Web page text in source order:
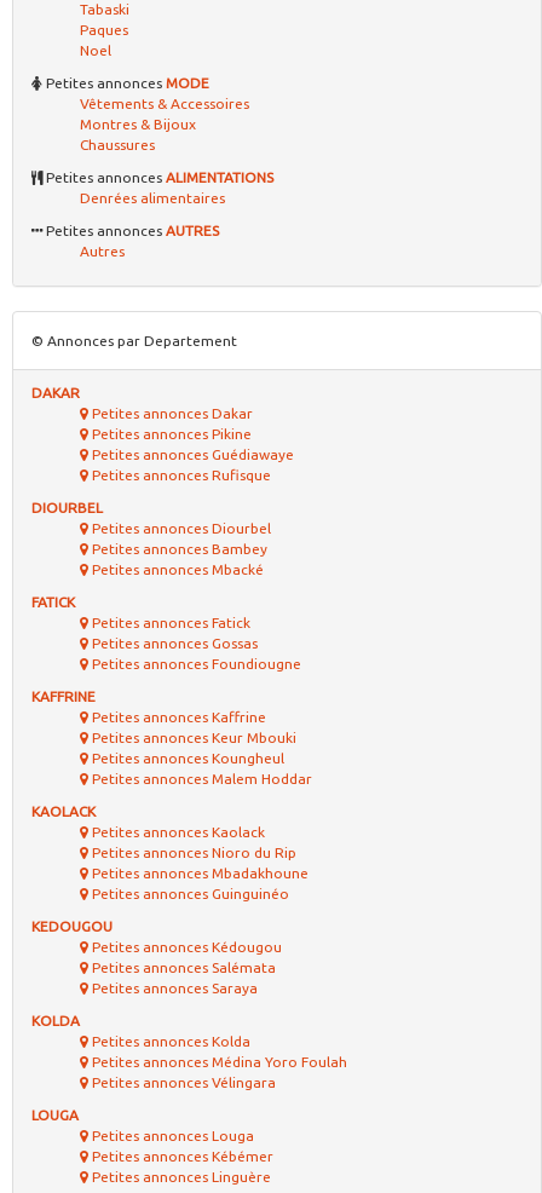
Tabaski
Paques
Noel
Petites annonces MODE
Vêtements & Accessoires
Montres & Bijoux
Chaussures
Petites annonces ALIMENTATIONS
Denrées alimentaires
Petites annonces AUTRES
Autres
© Annonces par Departement
DAKAR
Petites annonces Dakar
Petites annonces Pikine
Petites annonces Guédiawaye
Petites annonces Rufisque
DIOURBEL
Petites annonces Diourbel
Petites annonces Bambey
Petites annonces Mbacké
FATICK
Petites annonces Fatick
Petites annonces Gossas
Petites annonces Foundiougne
KAFFRINE
Petites annonces Kaffrine
Petites annonces Keur Mbouki
Petites annonces Koungheul
Petites annonces Malem Hoddar
KAOLACK
Petites annonces Kaolack
Petites annonces Nioro du Rip
Petites annonces Mbadakhoune
Petites annonces Guinguinéo
KEDOUGOU
Petites annonces Kédougou
Petites annonces Salémata
Petites annonces Saraya
KOLDA
Petites annonces Kolda
Petites annonces Médina Yoro Foulah
Petites annonces Vélingara
LOUGA
Petites annonces Louga
Petites annonces Kébémer
Petites annonces Linguère